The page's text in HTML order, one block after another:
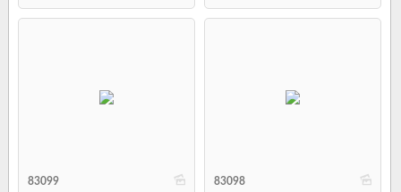
b
83099 b
83098